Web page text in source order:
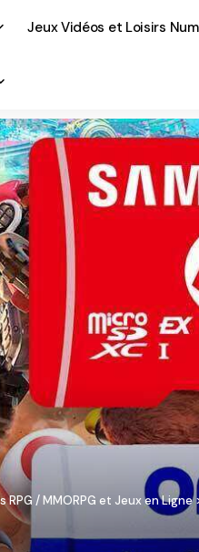
Jeux Vidéos et Loisirs
RPG / MMORPG et Jeux en Ligne